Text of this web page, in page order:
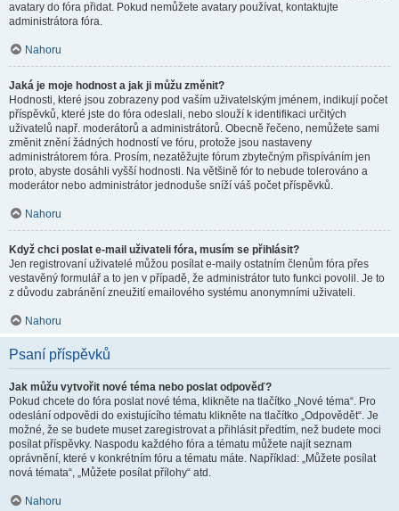
avatary do fóra přidat. Pokud nemůžete avatary používat, kontaktujte
administrátora fóra.
Nahoru
Jaká je moje hodnost a jak ji můžu změnit?
Hodnosti, které jsou zobrazeny pod vaším uživatelským jménem, indikují počet
příspěvků, které jste do fóra odeslali, nebo slouží k identifikaci určitých
uživatelů např. moderátorů a administrátorů. Obecně řečeno, nemůžete sami
změnit znění žádných hodností ve fóru, protože jsou nastaveny
administrátorem fóra. Prosím, nezatěžujte fórum zbytečným přispíváním jen
proto, abyste dosáhli vyšší hodnosti. Na většině fór to nebude tolerováno a
moderátor nebo administrátor jednoduše sníží váš počet příspěvků.
Nahoru
Když chci poslat e-mail uživateli fóra, musím se přihlásit?
Jen registrovaní uživatelé můžou posílat e-maily ostatním členům fóra přes
vestavěný formulář a to jen v případě, že administrátor tuto funkci povolil. Je to
z důvodu zabránění zneužití emailového systému anonymními uživateli.
Nahoru
Psaní příspěvků
Jak můžu vytvořit nové téma nebo poslat odpověď?
Pokud chcete do fóra poslat nové téma, klikněte na tlačítko „Nové téma“. Pro
odeslání odpovědi do existujícího tématu klikněte na tlačítko „Odpovědět“. Je
možné, že se budete muset zaregistrovat a přihlásit předtím, než budete moci
posílat příspěvky. Naspodu každého fóra a tématu můžete najít seznam
oprávnění, které v konkrétním fóru a tématu máte. Například: „Můžete posílat
nová témata“, „Můžete posílat přílohy“ atd.
Nahoru